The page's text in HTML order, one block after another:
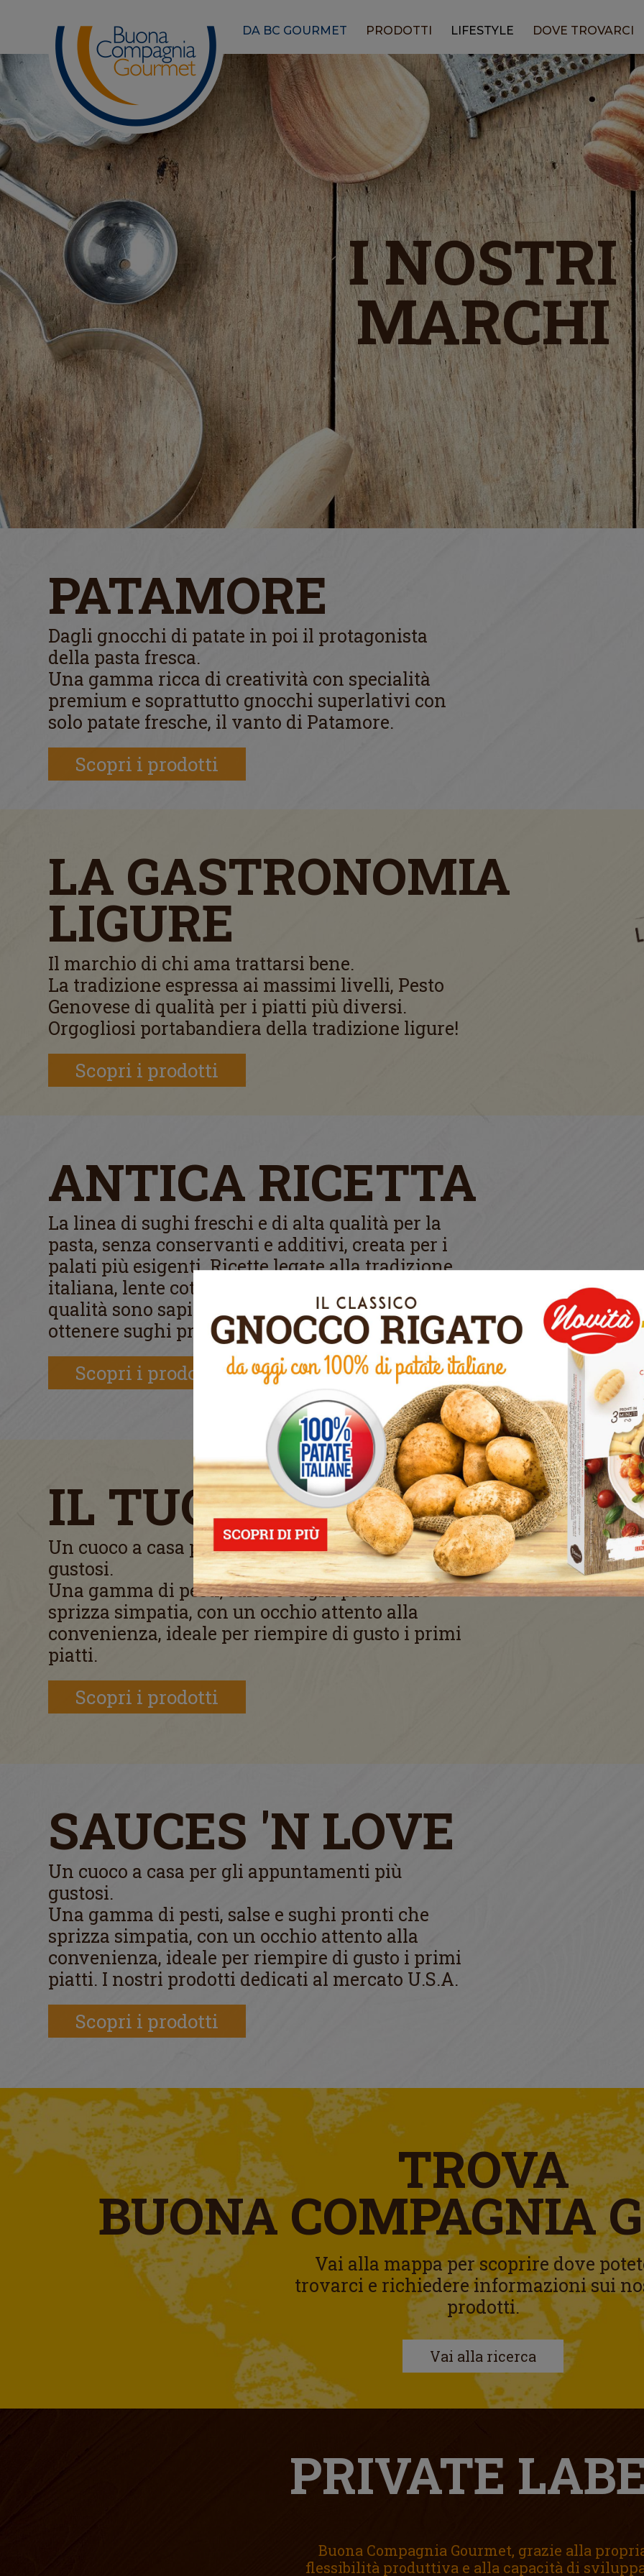
DA BC GOURMET PRODOTTI LIFESTYLE DOVE TROVARCI
I NOSTRI
MARCHI
PATAMORE
Dagli gnocchi di patate in poi il protagonista
della pasta fresca.
Una gamma ricca di creatività con specialità
premium e soprattutto gnocchi superlativi con
solo patate fresche, il vanto di Patamore.
Scopri i prodotti
LA GASTRONOMIA
LIGURE
Il marchio di chi ama trattarsi bene.
La tradizione espressa ai massimi livelli, Pesto
Genovese di qualità per i piatti più diversi.
Orgogliosi portabandiera della tradizione ligure!
Scopri i prodotti
ANTICA RICETTA
La linea di sughi freschi e di alta qualità per la
pasta, senza conservanti e additivi, creata per i
palati più esigenti. Ricette legate alla tradizione
italiana, lente cotture e ingredienti di elevata
qualità sono sapientemente combinati per
ottenere sughi proprio come quelli fatti in casa.
Scopri i prodotti
IL TUO CHEF
Un cuoco a casa per gli appuntamenti più
gustosi.
Una gamma di pesti, salse e sughi pronti che
sprizza simpatia, con un occhio attento alla
convenienza, ideale per riempire di gusto i primi
piatti.
Scopri i prodotti
SAUCES 'N LOVE
Un cuoco a casa per gli appuntamenti più
gustosi.
Una gamma di pesti, salse e sughi pronti che
sprizza simpatia, con un occhio attento alla
convenienza, ideale per riempire di gusto i primi
piatti. I nostri prodotti dedicati al mercato U.S.A.
Scopri i prodotti
TROVA
BUONA COMPAGNIA
Vai alla mappa per scoprire dove
trovarci e richiedere informazioni sui
prodotti.
Vai alla ricerca
PRIVATE
Buona Compagnia Gourmet, grazie alla
flessibilità produttiva e alla capacità di